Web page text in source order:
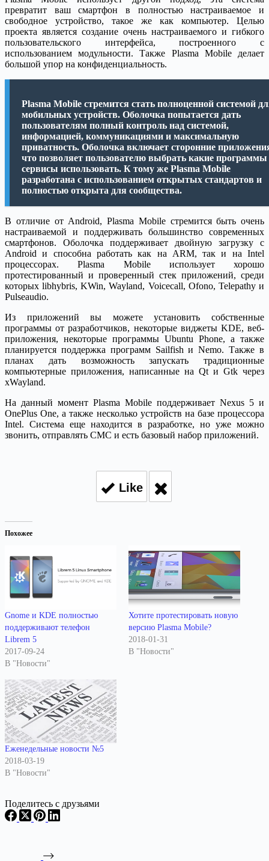
превратит ваш смартфон в полностью настраиваемое и
свободное устройство, такое же как компьютер. Целью
проекта является создание очень настраиваемого и гибкого
пользовательского интерфейса, построенного с
использованием модульности. Также Plasma Mobile делает
большой упор на конфиденциальность.
Plasma Mobile стремится стать полноценной системой
мобильных устройств. Оболочка попытается дать
пользователям полный контроль над системой,
информацией, коммуникациями и максимальную
приватность. Оболочка включает сторонние
что позволяет пользователю выбрать какие программы
сервисы использовать. К тому же Plasma Mobile
разработана с использованием открытых стандартов и
полностью открыта для сообщества.
В отличие от Android, Plasma Mobile стремится быть очень
настраиваемой и поддерживать большинство современных
смартфонов. Оболочка поддерживает двойную загрузку с
Android и способна работать как на ARM, так и на Intel
процессорах. Plasma Mobile использует хорошо
протестированный и проверенный стек приложений, среди
которых libhybris, KWin, Wayland, Voicecall, Ofono, Telepathy и
Pulseaudio.
Из приложений вы можете установить собственные
программы от разработчиков, некоторые виджеты KDE, веб-
приложения, некоторые программы Ubuntu Phone, а также
планируется поддержка программ Sailfish и Nemo. Также в
планах дать возможность запускать традиционные
компьютерные приложения, написанные на Qt и Gtk через
xWayland.
На данный момент Plasma Mobile поддерживает Nexus 5 и
OnePlus One, а также несколько устройств на базе процессора
Intel. Система еще находится в разработке, но уже можно
звонить, отправлять СМС и есть базовый набор приложений.
Like
Похожее
Gnome и KDE полностью
поддерживают телефон
Librem 5
2017-09-24
В "Новости"
Хотите протестировать новую
версию Plasma Mobile?
2018-01-31
В "Новости"
Еженедельные новости №5
2018-03-19
В "Новости"
Поделитесь с друзьями